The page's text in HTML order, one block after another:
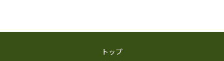
トップ